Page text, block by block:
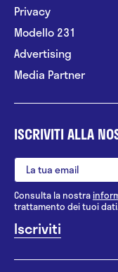
Privacy
Modello 231
Advertising
Media Partner
ISCRIVITI ALLA
Consulta la nostra
trattamento dei tuoi dati.